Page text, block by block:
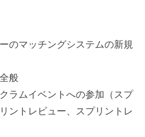
のマッチングシステムの新規
般
ラムイベントへの参加（スプ
ントレビュー、スプリントレ